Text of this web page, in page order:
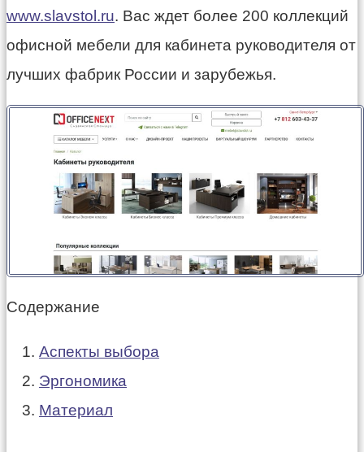
www.slavstol.ru. Вас ждет более 200 коллекций
офисной мебели для кабинета руководителя от
лучших фабрик России и зарубежья.
Содержание
Аспекты выбора
Эргономика
Материал